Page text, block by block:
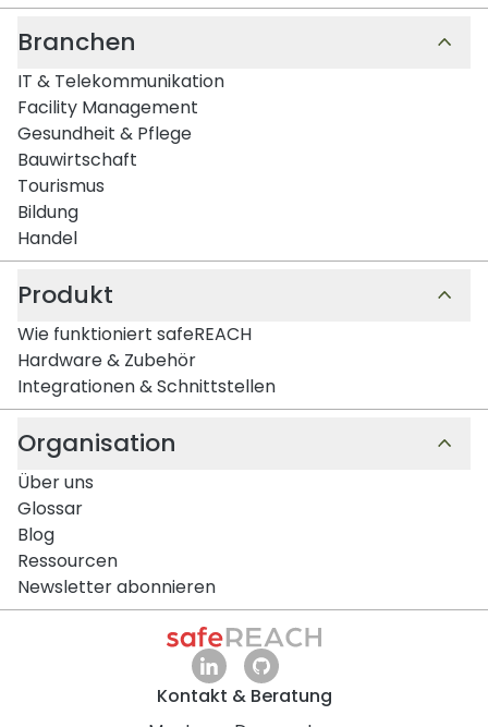
Branchen
IT & Telekommunikation
Facility Management
Gesundheit & Pflege
Bauwirtschaft
Tourismus
Bildung
Handel
Produkt
Wie funktioniert safeREACH
Hardware & Zubehör
Integrationen & Schnittstellen
Organisation
Über uns
Glossar
Blog
Ressourcen
Newsletter abonnieren
Kontakt & Beratung